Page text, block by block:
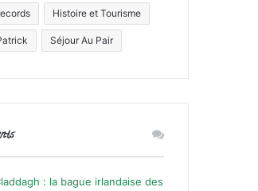
Histoire et Tourisme
Séjour Au Pair
: la bague irlandaise des